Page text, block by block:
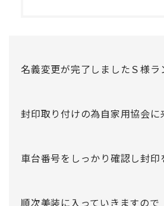
名義変更が完了しましたＳ様ラ
封印取り付けの為自家用協会に
車台番号をしっかり確認し封
順次美装に入っていきますので